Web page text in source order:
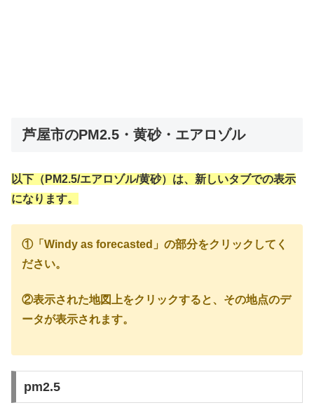
芦屋市のPM2.5・黄砂・エアロゾル
以下（PM2.5/エアロゾル/黄砂）は、新しいタブでの表示
になります。
①「Windy as forecasted」の部分をクリックしてく
ださい。
②表示された地図上をクリックすると、その地点のデ
ータが表示されます。
pm2.5